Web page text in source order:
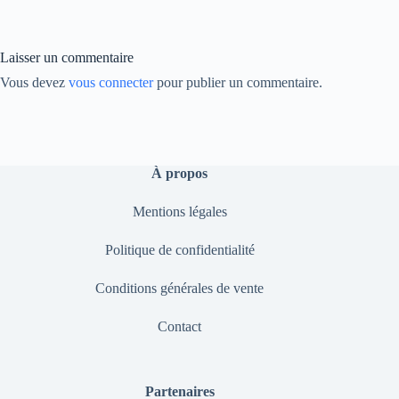
Laisser un commentaire
Vous devez vous connecterpour publier un commentaire.
À propos
Mentions légales
Politique de confidentialité
Conditions générales de vente
Contact
Partenaires